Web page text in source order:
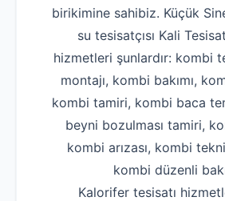
birikimine sahibiz. Küçük
su tesisatçısı Kali
hizmetleri şunlardır: kombi
montajı, kombi bakımı,
kombi tamiri, kombi baca
beyni bozulması tamiri,
kombi arızası, kombi
kombi düzenli
Kalorifer tesisatı